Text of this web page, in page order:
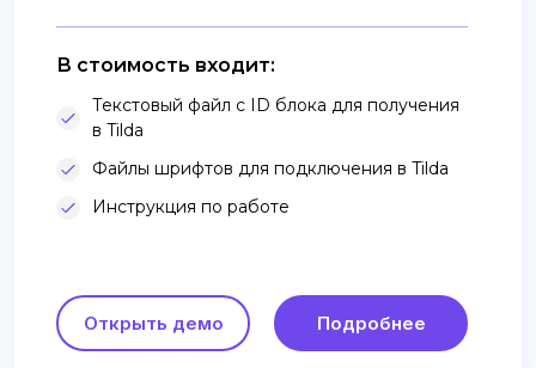
В стоимость входит:
Текстовый файл с ID блока для получения
в Tilda
Файлы шрифтов для подключения в Tilda
Инструкция по работе
Открыть демо Подробнее